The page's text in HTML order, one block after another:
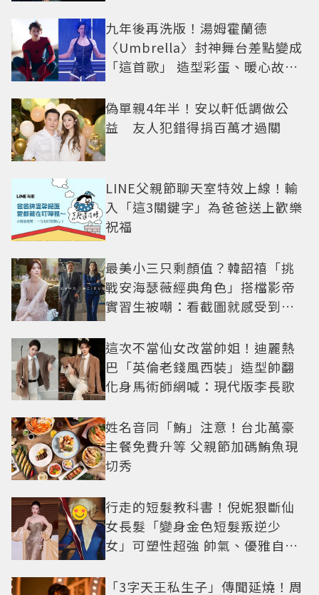
九年後再洗版！湯姆霍蘭德
〈Umbrella〉封神舞台差點變成
「這首歌」 造型彩蛋、暖心故事
偽單親4年半！安以軒低調做公
益 友人犯錯得捐百萬才過關
LINE父親節聊天室特效上線！輸
入「這3關鍵字」為爸爸送上歡樂
祝福
最美小三只剩顏值？韓韶禧「挑
戰安海瑟薇經典角色」搭檔影帝
實習生被嘲：看截圖就感受到演
這次不當仙女改當帥姐！迪麗熱
巴「英倫老錢風西裝」造型帥翻
化身馬術師網喊：現代版李長歌
姓名音同「鮪」注意！台北萬豪
主餐免費升等 父親節加碼鮪魚現
切秀
行走的短髮教科書！倪妮狠斷仙
女長髮「變身金色短髮叛逆少
女」可塑性超強 帥氣、優雅自由
「3字天王私生子」傳聞延燒！周